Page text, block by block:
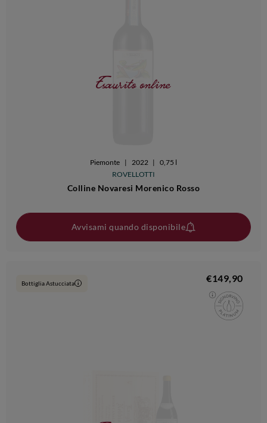
Esaurito online
Piemonte | 2022 | 0,75 l
ROVELLOTTI
Colline Novaresi Morenico Rosso
Avvisami quando disponibile
Bottiglia Astucciata i €149,90